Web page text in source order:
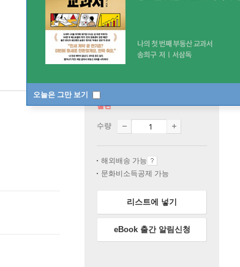
오늘은 그만 보기
절판
수량
해외배송 가능
문화비소득공제 가능
리스트에 넣기
eBook 출간 알림신청